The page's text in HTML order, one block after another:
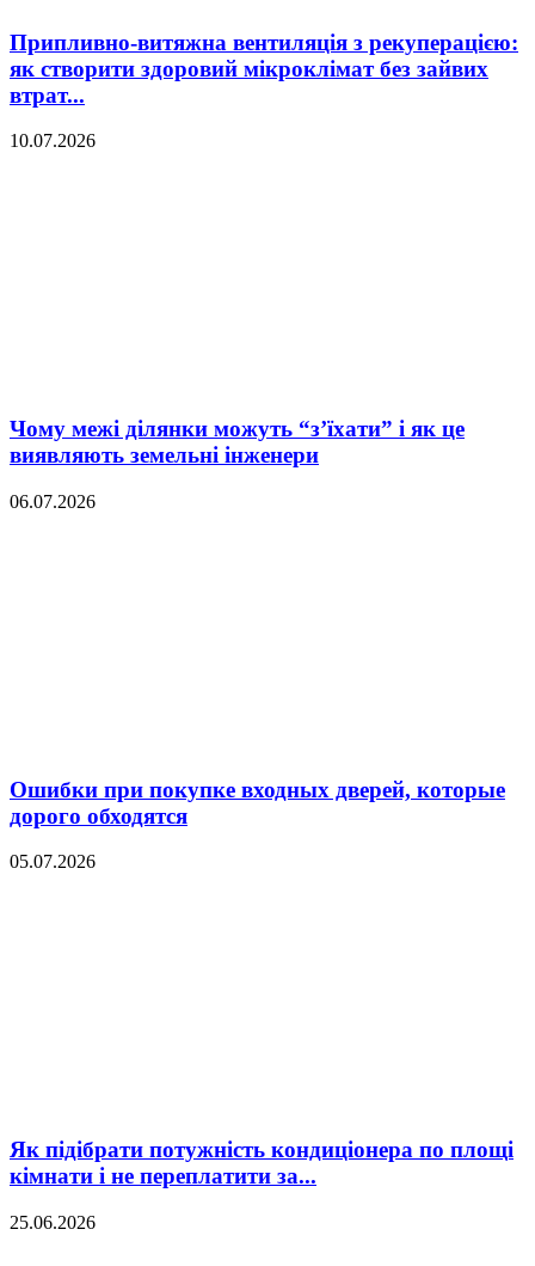
Припливно-витяжна вентиляція з рекуперацією:
як створити здоровий мікроклімат без зайвих
втрат...
10.07.2026
Чому межі ділянки можуть “з’їхати” і як це
виявляють земельні інженери
06.07.2026
Ошибки при покупке входных дверей, которые
дорого обходятся
05.07.2026
Як підібрати потужність кондиціонера по площі
кімнати і не переплатити за...
25.06.2026